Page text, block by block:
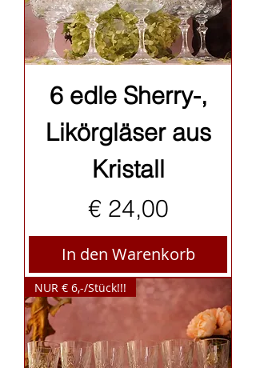
6 edle Sherry-,
Likörgläser aus
Kristall
Preis
€ 24,00
In den Warenkorb
NUR € 6,-/Stück!!!